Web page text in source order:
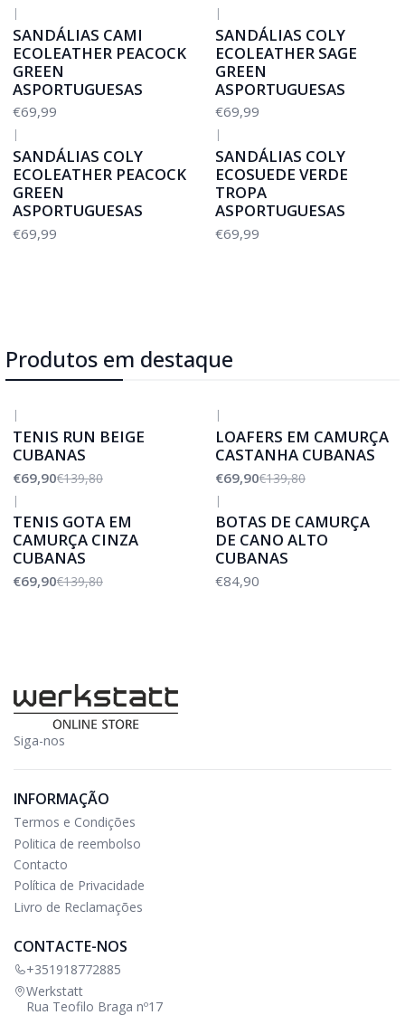
|
SANDÁLIAS CAMI
ECOLEATHER PEACOCK
GREEN
ASPORTUGUESAS
€69,99
|
SANDÁLIAS COLY
ECOLEATHER SAGE
GREEN
ASPORTUGUESAS
€69,99
|
SANDÁLIAS COLY
ECOLEATHER PEACOCK
GREEN
ASPORTUGUESAS
€69,99
|
SANDÁLIAS COLY
ECOSUEDE VERDE
TROPA
ASPORTUGUESAS
€69,99
Produtos em destaque
|
TENIS RUN BEIGE
CUBANAS
€69,90€139,80
|
LOAFERS EM CAMURÇA
CASTANHA CUBANAS
€69,90€139,80
|
TENIS GOTA EM
CAMURÇA CINZA
CUBANAS
€69,90€139,80
|
BOTAS DE CAMURÇA
DE CANO ALTO
CUBANAS
€84,90
Siga-nos
INFORMAÇÃO
Termos e Condições
Politica de reembolso
Contacto
Política de Privacidade
Livro de Reclamações
CONTACTE-NOS
+351918772885
Werkstatt
Rua Teofilo Braga nº17